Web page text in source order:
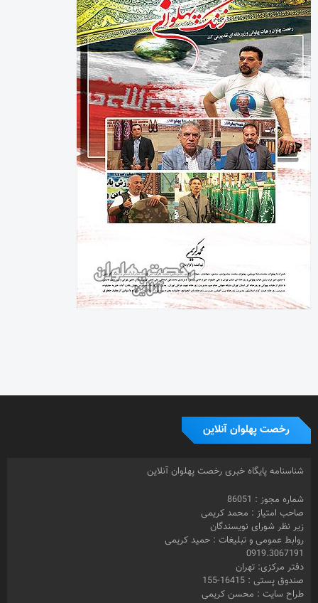
رخصت پهلوان آنلاین
شناسنامه پایگاه خبری رخصت پهلوان آنلاین
شماره مجوز : 86051
صاحب امتیاز : محمد کریمی
زیر نظر شورای نویسندگان
روابط عمومی و تبلیغات : حمید کریمی
0919.3067191
دفتر مرکزی: تهران
صندوق پستی : 16415-155
طراح سایت : محسن کریمی